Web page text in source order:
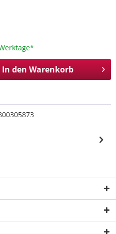
In den Warenkorb